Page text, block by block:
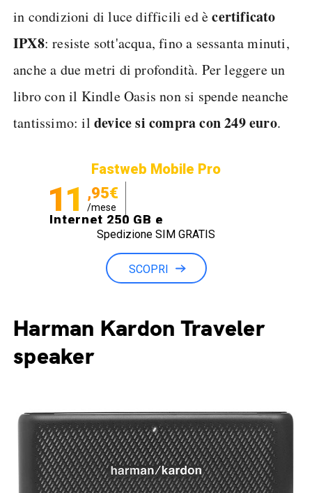
in condizioni di luce difficili ed ècertificato
IPX8: resiste sott'acqua, fino a sessanta minuti,
anche a due metri di profondità. Per leggere un
libro con il Kindle Oasis non si spende neanche
tantissimo: il device si compra con 249 euro.
Fastweb Mobile Pro
11 ,95€
/mese
Internet 250 GB e
Minuti illimitati
Spedizione SIM GRATIS
SCOPRI
Harman Kardon Traveler
speaker